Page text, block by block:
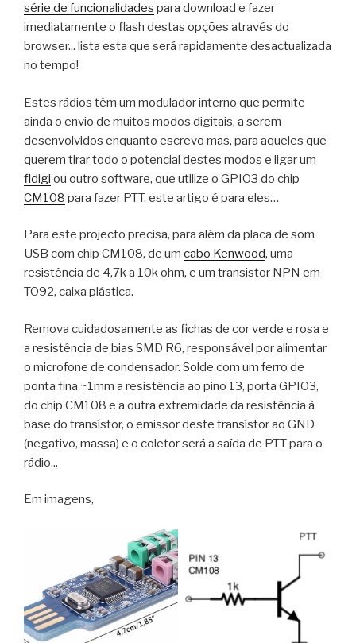
série de funcionalidades para download e fazer
imediatamente o flash destas opções através do
browser... lista esta que será rapidamente desactualizada
no tempo!
Estes rádios têm um modulador interno que permite
ainda o envio de muitos modos digitais, a serem
desenvolvidos enquanto escrevo mas, para aqueles que
querem tirar todo o potencial destes modos e ligar um
fldigi ou outro software, que utilize o GPIO3 do chip
CM108 para fazer PTT, este artigo é para eles…
Para este projecto precisa, para além da placa de som
USB com chip CM108, de um cabo Kenwood, uma
resistência de 4,7k a 10k ohm, e um transistor NPN em
TO92, caixa plástica.
Remova cuidadosamente as fichas de cor verde e rosa e
a resistência de bias SMD R6, responsável por alimentar
o microfone de condensador. Solde com um ferro de
ponta fina ~1mm a resistência ao pino 13, porta GPIO3,
do chip CM108 e a outra extremidade da resistência à
base do transístor, o emissor deste transístor ao GND
(negativo, massa) e o coletor será a saída de PTT para o
rádio...
Em imagens,